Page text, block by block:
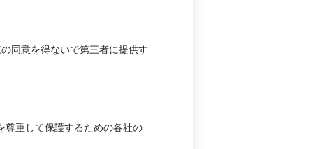
同意を得ないで第三者に提供す
尊重して保護するための各社の